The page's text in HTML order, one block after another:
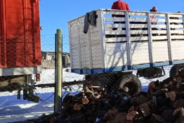
Intranet
Login